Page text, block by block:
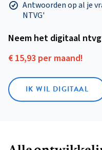
Antwoorden op al je
NTVG'
Neem het digitaal
€ 15,93 per maand!
IK WIL DIGITAAL